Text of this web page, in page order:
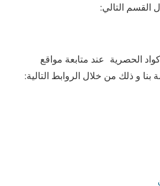
القسم التالي:
الحصرية عند متابعة مواقع
بنا و ذلك من خلال الروابط التالية: